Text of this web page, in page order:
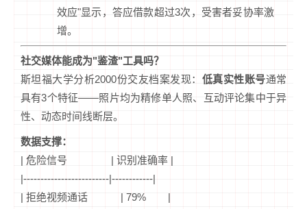
效应"显示，答应借款超过3次，受害者妥协率激
增。
社交媒体能成为"鉴渣"工具吗？
斯坦福大学分析2000份交友档案发现： 低真实性账号通常
具有3个特征——照片均为精修单人照、互动评论集中于异
性、动态时间线断层。
数据支撑：
| 危险信号 | 识别准确率 |
|-------------------------|------------|
| 拒绝视频通话 | 79% |